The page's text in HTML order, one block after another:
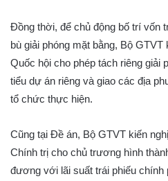
Đồng thời, để chủ động bố trí vốn
bù giải phóng mặt bằng, Bộ
Quốc hội cho phép tách riêng giải
tiểu dự án riêng và giao các địa
tổ chức thực hiện.
Cũng tại Đề án, Bộ GTVT kiến
Chính trị cho chủ trương hình
đương với lãi suất trái phiếu chính